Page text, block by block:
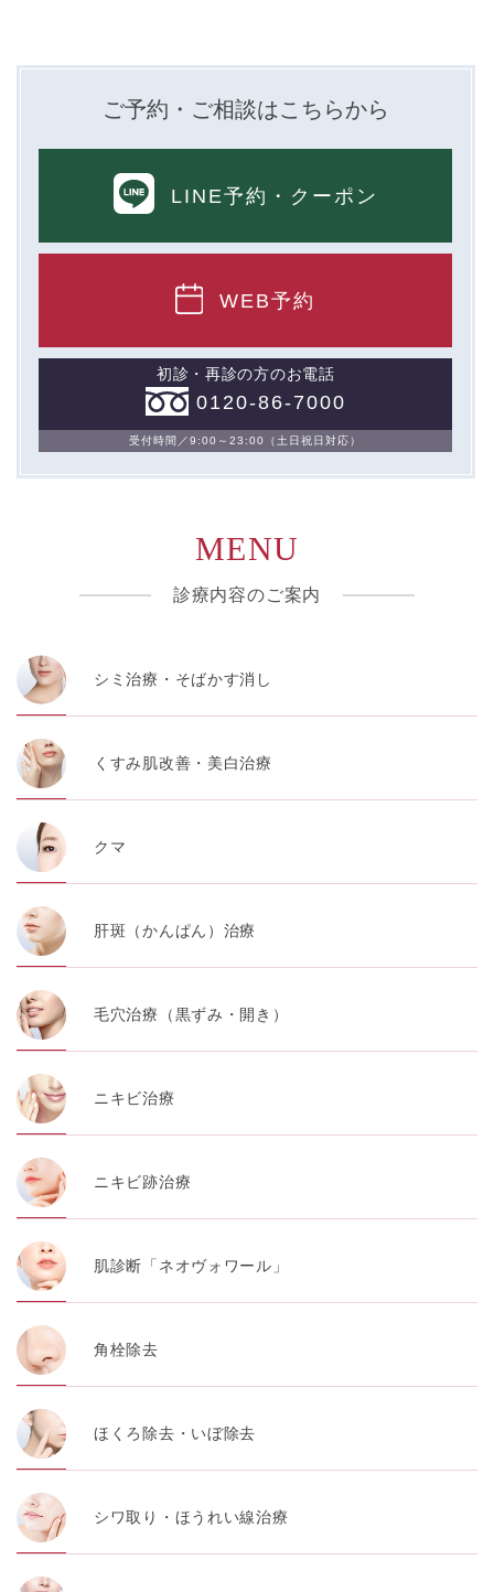
【取得する情報】
めに取得する情報には、次のものが含まれます（以下①
ないし③を併せて「取得情報」といいます。）。
①TCBグループが患者様から取得する情報
②TCBグループが各種サービスの利用に関連して取得す
・患者様がご利用になった各種サービスの内容、ご利用
日時、閲覧履歴等に関連する情報
（これには、Cookie情報、アクセスログ等の利用状況に
関する情報を含みます。）
患者様の同意を得た上で、以下の情報をパブリックDMP
事業者およびアフィリエイトサービスプロバイダ等の第
の個人情報と紐づける場合があります。
【利用目的】
TCBグループは取得情報を以下の目的で利用いたしま
す。
・クリニックの来院予約、医療サービスの提供、医療関
連商品の販売、アフターケア対応、これらに付随する諸
対応等のサービス提供のため
・医療サービスの提供に関する他の医療機関、検査機関
及び研究機関との連携のため
・サービス向上を目的とした医療サービス・販売する医
療関連商品に関する患者様へのアンケートの送受信及び
これに付随する諸対応のため
・Cookie等の技術を用いたアクセス履歴、閲覧記録等に
関する情報の収集、分析
の広告に利用するため
・お問い合わせ又はご意見の内容確認及びその対応のた
・患者様のサービス利用状況の分析及び症例研究のため
・広告、宣伝、マーケティングのため
【個人情報の管理体制について】
に蓄積・保管し、当該個人情報への不正アクセス・紛
失・破壊・改ざんおよび漏洩等を防止するため、必要か
つ適切な組織的・人的・物理的・技術的防御措置を講じ
ます。
【個人情報の共同利用について】
TCBグループは、【利用目的】達成に必要な範囲で、取
得情報を共同して利用することがあります。
アライアンスが個人情報の管理について責任を有しま
す。
一般社団法人メディカルアライアンス
ご予約・ご相談はこちらから
LINE予約 ・クーポン
WEB予約
初診・再診の方のお電話
0120-86-7000
受付時間／9:00～23:00（土日祝日対応）
MENU
診療内容のご案内
シミ治療・そばかす消し
くすみ肌改善・美白治療
クマ
肝斑（かんぱん）治療
毛穴治療（黒ずみ・開き）
ニキビ治療
ニキビ跡治療
肌診断「ネオヴォワール」
角栓除去
ほくろ除去・いぼ除去
シワ取り・ほうれい線治療